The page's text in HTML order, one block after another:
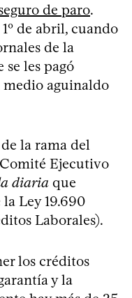
de paro.
de abril, cuando
de la
se les pagó
medio aguinaldo
la rama del
Ejecutivo
diaria que
Ley 19.690
Laborales).
los créditos
y la